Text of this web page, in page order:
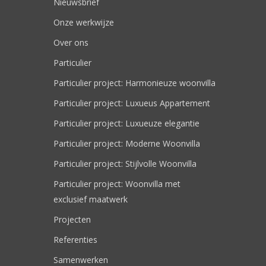
Onze werkwijze
Over ons
Particulier
Particulier project: Harmonieuze woonvilla
Particulier project: Luxueus Appartement
Particulier project: Luxueuze elegantie
Particulier project: Moderne Woonvilla
Particulier project: Stijlvolle Woonvilla
Particulier project: Woonvilla met
exclusief maatwerk
Projecten
Referenties
Samenwerken